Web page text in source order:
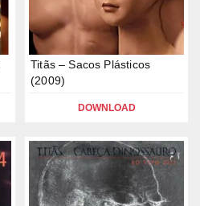
Titãs – Sacos Plásticos
(2009)
DOWNLOAD